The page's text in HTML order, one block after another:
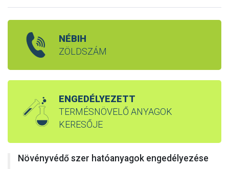
NÉBIH
ZÖLDSZÁM
ENGEDÉLYEZETT
TERMÉSNÖVELŐ ANYAGOK
KERESŐJE
Növényvédő szer hatóanyagok engedélyezése